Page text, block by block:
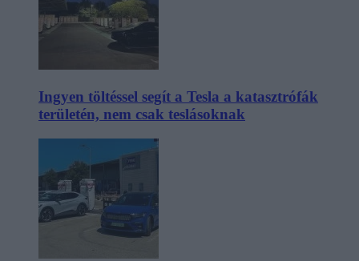
Ingyen töltéssel segít a Tesla a katasztrófák
területén, nem csak teslásoknak